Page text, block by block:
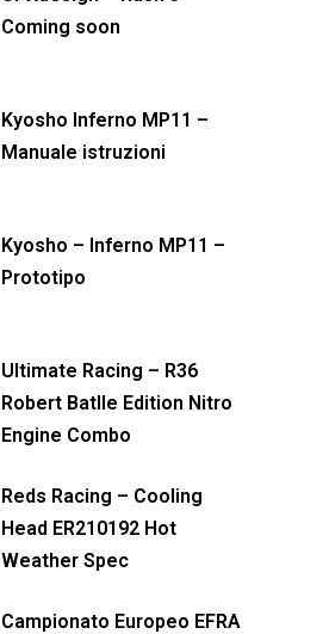
Coming soon
Kyosho Inferno MP11 –
Manuale istruzioni
Kyosho – Inferno MP11 –
Prototipo
Ultimate Racing – R36
Robert Batlle Edition Nitro
Engine Combo
Reds Racing – Cooling
Head ER210192 Hot
Weather Spec
Campionato Europeo EFRA